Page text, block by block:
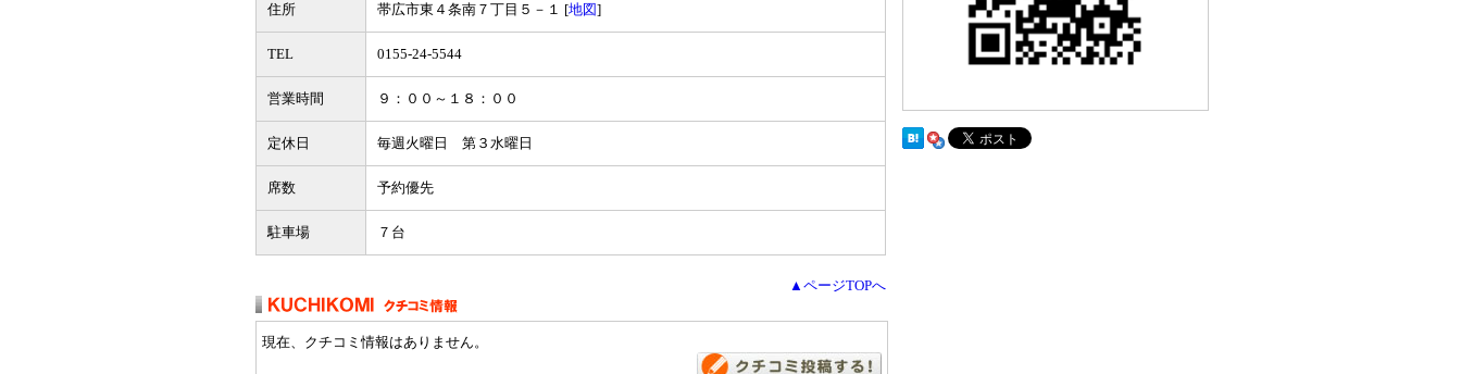
住所 帯広市東４条南７丁目５－１ [地図]
TEL 0155-24-5544
営業時間 ９：００～１８：００
定休日 毎週火曜日 第３水曜日
席数 予約優先
駐車場 ７台
▲ページTOPへ
現在、クチコミ情報はありません。